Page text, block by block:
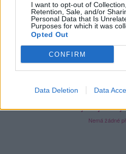
I want to opt-out of
Retention, Sale, and/or
Personal Data that Is
Purposes for which it was
Opted Out
CONFIRM
Data Deletion Data
Poslední 3
Zobrazit celou
Moji
Nemá žádné